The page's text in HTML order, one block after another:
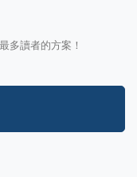
多讀者的方案！